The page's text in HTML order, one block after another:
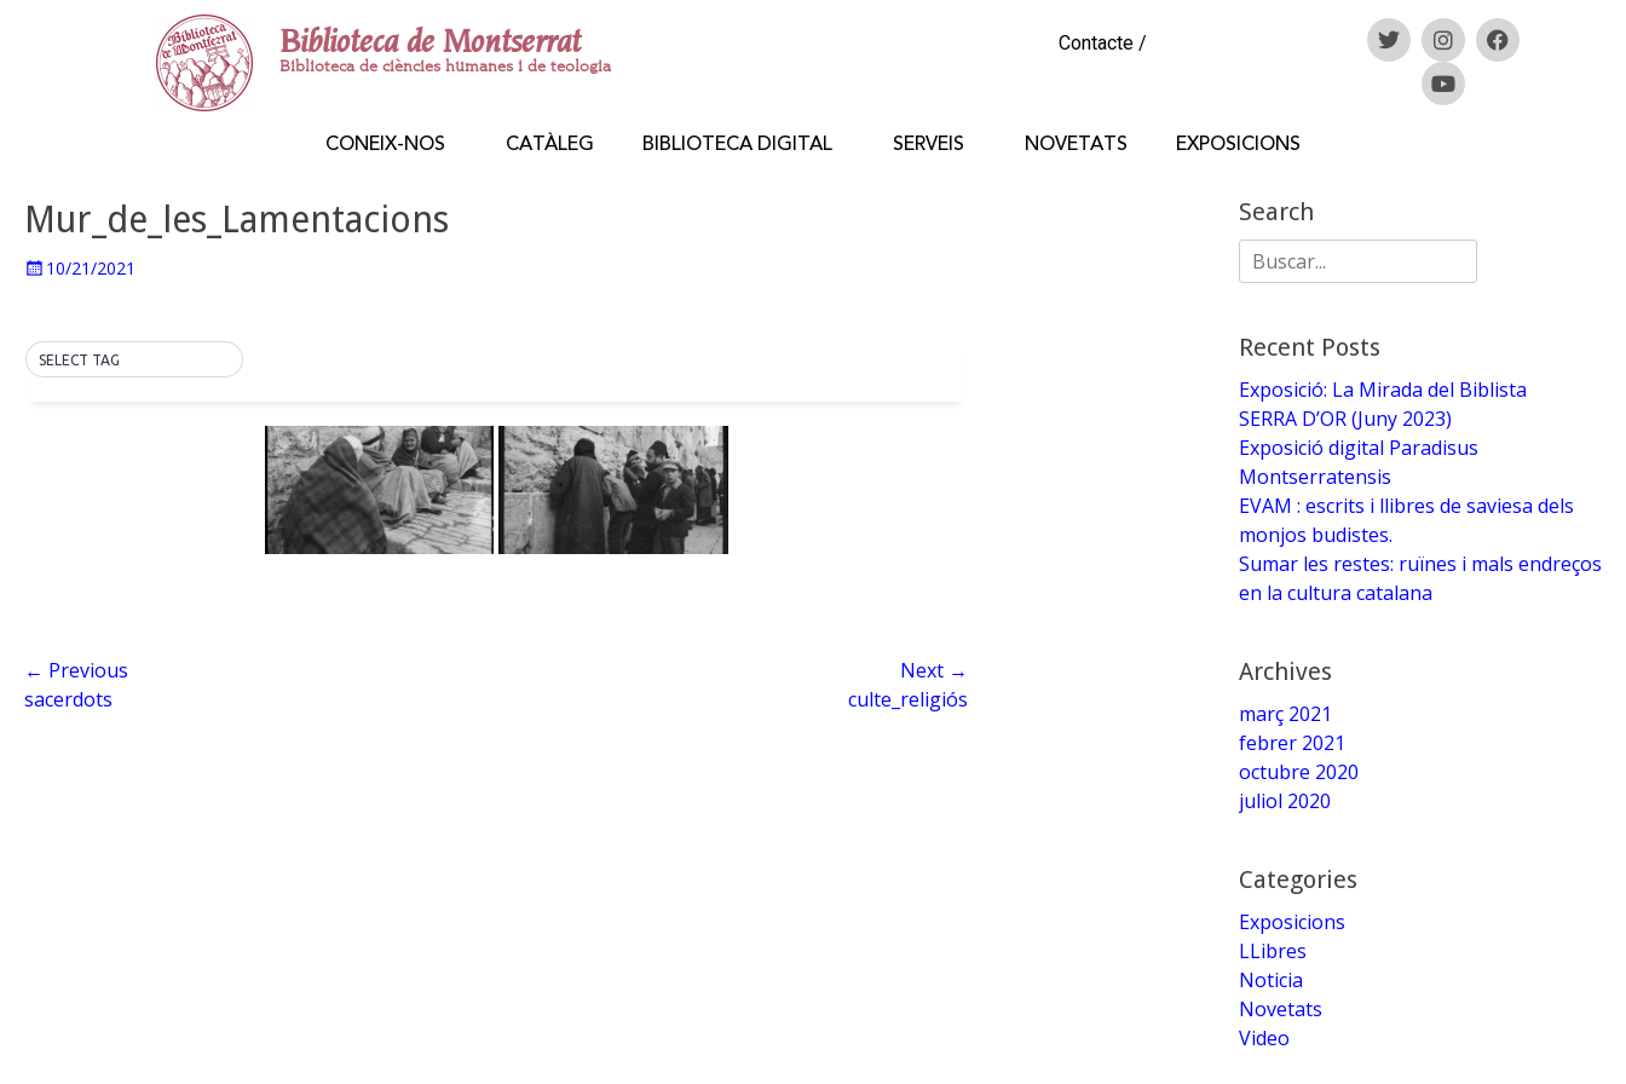
Biblioteca de Montserrat
Biblioteca de ciències humanes i de teologia
Contacte /
CONEIX-NOS CATÀLEG BIBLIOTECA DIGITAL SERVEIS NOVETATS EXPOSICIONS
Mur_de_les_Lamentacions
10/21/2021
SELECT TAG
← Previous
sacerdots
Next →
culte_religiós
Search
Recent Posts
Exposició: La Mirada del Biblista
SERRA D’OR (Juny 2023)
Exposició digital Paradisus
Montserratensis
EVAM : escrits i llibres de saviesa dels
monjos budistes.
Sumar les restes: ruïnes i mals endreços
en la cultura catalana
Archives
març 2021
febrer 2021
octubre 2020
juliol 2020
Categories
Exposicions
LLibres
Noticia
Novetats
Video